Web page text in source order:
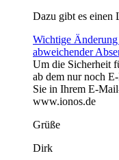
Dazu gibt es einen
Wichtige
abweichender
Um die Sicherheit
ab dem nur noch
Sie in Ihrem E-
www.ionos.de
Grüße
Dirk